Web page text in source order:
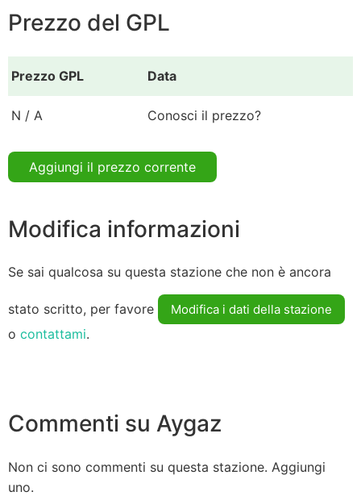
Prezzo del GPL
Prezzo GPL Data
N / A Conosci il prezzo?
Aggiungi il prezzo corrente
Modifica informazioni
Se sai qualcosa su questa stazione che non è ancora
stato scritto, per favore Modifica i dati della stazione
o contattami.
Commenti su Aygaz
Non ci sono commenti su questa stazione. Aggiungi
uno.